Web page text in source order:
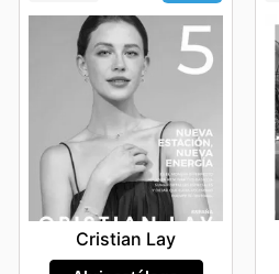
Cristian Lay